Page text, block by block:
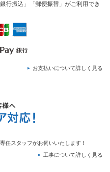
行振込」「郵便振替」がご利用でき
お支払いについて詳しく見る
任スタッフがお伺いいたします！
工事について詳しく見る